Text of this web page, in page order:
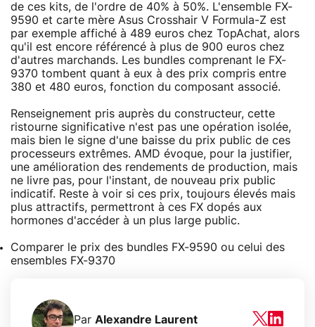
de ces kits, de l'ordre de 40% à 50%. L'ensemble FX-
9590 et carte mère Asus Crosshair V Formula-Z est
par exemple affiché à 489 euros chez TopAchat, alors
qu'il est encore référencé à plus de 900 euros chez
d'autres marchands. Les bundles comprenant le FX-
9370 tombent quant à eux à des prix compris entre
380 et 480 euros, fonction du composant associé.
Renseignement pris auprès du constructeur, cette
ristourne significative n'est pas une opération isolée,
mais bien le signe d'une baisse du prix public de ces
processeurs extrêmes. AMD évoque, pour la justifier,
une amélioration des rendements de production, mais
ne livre pas, pour l'instant, de nouveau prix public
indicatif. Reste à voir si ces prix, toujours élevés mais
plus attractifs, permettront à ces FX dopés aux
hormones d'accéder à un plus large public.
Comparer le prix des bundles FX-9590 ou celui des
ensembles FX-9370
Par Alexandre Laurent